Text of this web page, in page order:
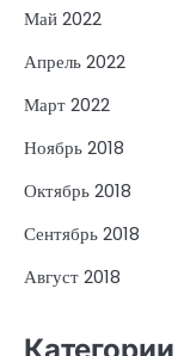
Май 2022
Апрель 2022
Март 2022
Ноябрь 2018
Октябрь 2018
Сентябрь 2018
Август 2018